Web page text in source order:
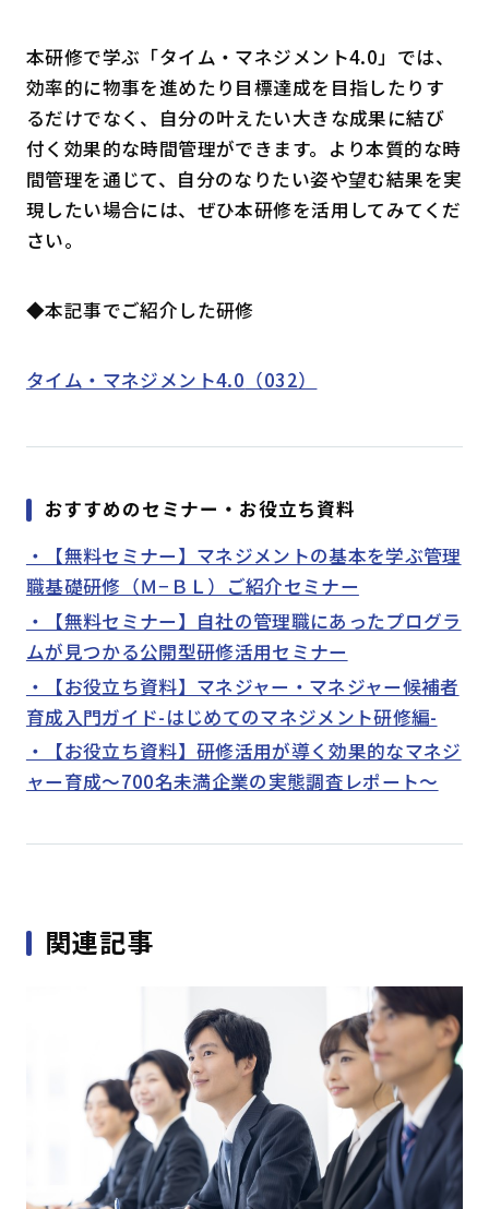
本研修で学ぶ「タイム・マネジメント4.0」では、
効率的に物事を進めたり目標達成を目指したりす
るだけでなく、自分の叶えたい大きな成果に結び
付く効果的な時間管理ができます。より本質的な時
間管理を通じて、自分のなりたい姿や望む結果を実
現したい場合には、ぜひ本研修を活用してみてくだ
さい。
◆本記事でご紹介した研修
タイム・マネジメント4.0 （032）
おすすめのセミナー・お役立ち資料
・【無料セミナー】マネジメントの基本を学ぶ管理
職基礎研修（Ｍ−ＢＬ）ご紹介セミナー
・【無料セミナー】自社の管理職にあったプログラ
ムが見つかる公開型研修活用セミナー
・【お役立ち資料】マネジャー・マネジャー候補者
育成入門ガイド-はじめてのマネジメント研修編-
・【お役立ち資料】研修活用が導く効果的なマネジ
ャー育成～700名未満企業の実態調査レポート～
関連記事